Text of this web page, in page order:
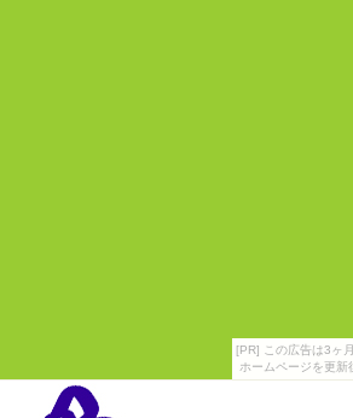
[PR] この広告は3ヶ
ホームページを更